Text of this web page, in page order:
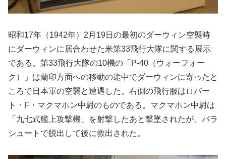
昭和17年（1942年）2月19日の最初のダーウィン空襲時
にダーウィンに居合わせた米第33飛行大隊に関する展示
である。第33飛行大隊の10機の「P-40（ウォーフォー
ク）」は蘭印方面への移動の途中でダーウィンに寄ったと
ころで日本軍の空襲と遭遇した。右側の飛行服はロバー
ト・F・マクマホン中尉のものである。マクマホン中尉は
「九七式艦上攻撃機」を射撃したあと撃墜されたが、パラ
シュートで脱出して後に救出された。